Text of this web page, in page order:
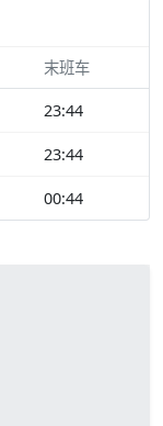
末班车
23:44
23:44
00:44